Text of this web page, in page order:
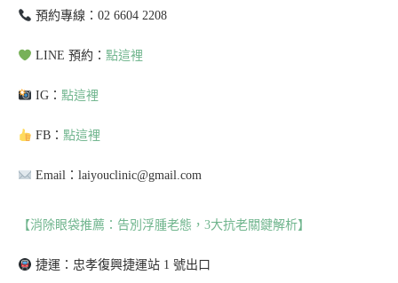
預約專線：02 6604 2208
LINE 預約： 點這裡
IG： 點這裡
FB： 點這裡
Email：laiyouclinic@gmail.com
【消除眼袋推薦：告別浮腫老態，3大抗老關鍵解析】
捷運：忠孝復興捷運站 1 號出口